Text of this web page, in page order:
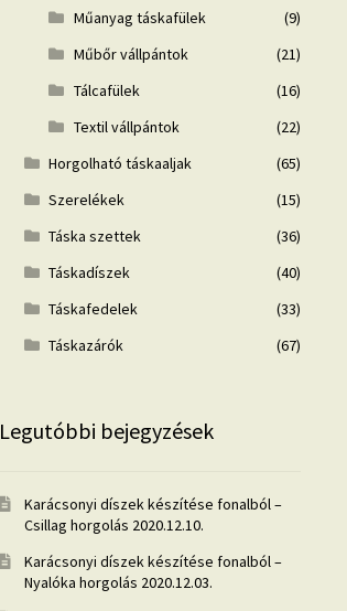
Műanyag táskafülek
(9)
Műbőr vállpántok
(21)
Tálcafülek
(16)
Textil vállpántok
(22)
Horgolható táskaaljak
(65)
Szerelékek
(15)
Táska szettek
(36)
Táskadíszek
(40)
Táskafedelek
(33)
Táskazárók
(67)
Legutóbbi bejegyzések
Karácsonyi díszek készítése fonalból –
Csillag horgolás 2020.12.10.
Karácsonyi díszek készítése fonalból –
Nyalóka horgolás 2020.12.03.